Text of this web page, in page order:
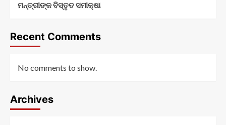
ମନ୍ତ୍ରୀଙ୍କ ବିସ୍ତୃତ ସମୀକ୍ଷା
Recent Comments
No comments to show.
Archives